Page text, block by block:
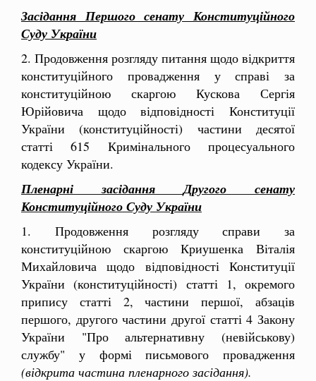
Засідання Першого сенату Конституційного
Суду України
2. Продовження розгляду питання щодо відкриття
конституційного провадження у справі за
конституційною скаргою Кускова Сергія
Юрійовича щодо відповідності Конституції
України (конституційності) частини десятої
статті 615 Кримінального процесуального
кодексу України.
Пленарні засіданняДругого сенату
Конституційного Суду України
1. Продовження розгляду справи за
конституційною скаргою Криушенка Віталія
Михайловича щодо відповідності Конституції
України (конституційності) статті 1, окремого
припису статті 2, частини першої, абзаців
першого, другого частини другої статті 4 Закону
України "Про альтернативну (невійськову)
службу" у формі письмового провадження
(відкрита частина пленарного засідання).